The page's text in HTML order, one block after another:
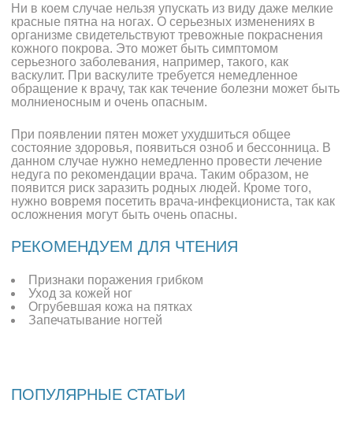
Ни в коем случае нельзя упускать из виду даже мелкие
красные пятна на ногах. О серьезных изменениях в
организме свидетельствуют тревожные покраснения
кожного покрова. Это может быть симптомом
серьезного заболевания, например, такого, как
васкулит. При васкулите требуется немедленное
обращение к врачу, так как течение болезни может быть
молниеносным и очень опасным.
При появлении пятен может ухудшиться общее
состояние здоровья, появиться озноб и бессонница. В
данном случае нужно немедленно провести лечение
недуга по рекомендации врача. Таким образом, не
появится риск заразить родных людей. Кроме того,
нужно вовремя посетить врача-инфекциониста, так как
осложнения могут быть очень опасны.
РЕКОМЕНДУЕМ ДЛЯ ЧТЕНИЯ
Признаки поражения грибком
Уход за кожей ног
Огрубевшая кожа на пятках
Запечатывание ногтей
ПОПУЛЯРНЫЕ СТАТЬИ